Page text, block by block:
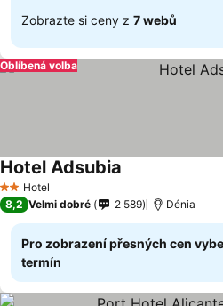
Zobrazte si ceny z 7 webů
Oblíbená volba
2 Počet hvězdiček
Hotel
Hotel Adsubia
8,2 Velmi dobré 2 589 Dénia
Pro zobrazení přesných cen
termín